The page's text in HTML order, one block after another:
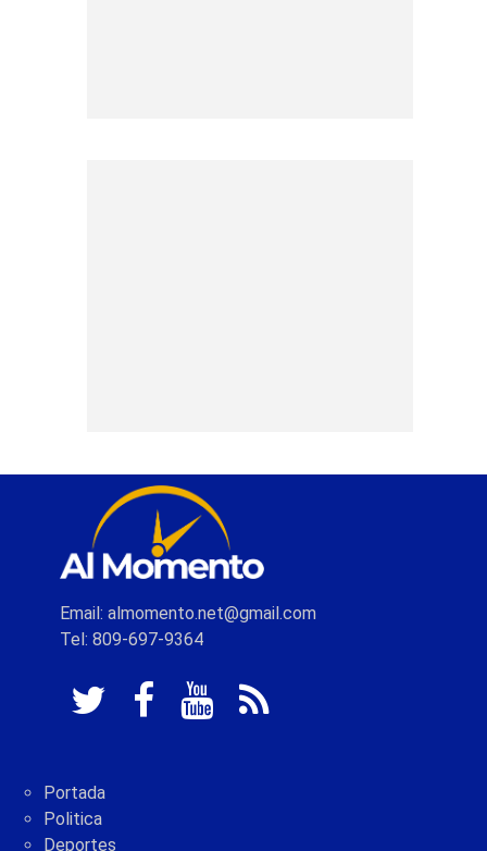
Email: almomento.net@gmail.com
Tel: 809-697-9364
Portada
Politica
Deportes